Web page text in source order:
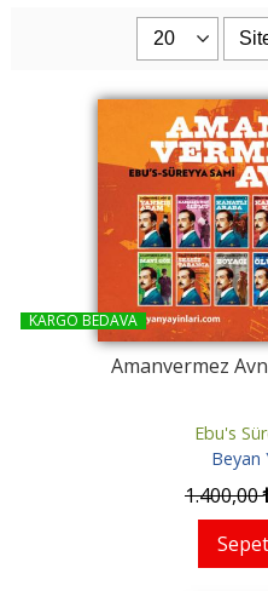
KARGO BEDAVA
Amanvermez
Ebu's
Beyan
1.400,00